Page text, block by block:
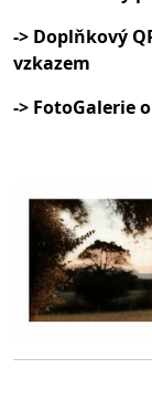
-> Doplňkový
vzkazem
-> FotoGalerie